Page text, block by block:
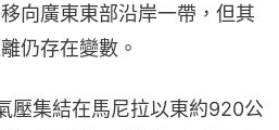
向廣東東部沿岸一帶，但其
仍存在變數。
壓集結在馬尼拉以東約920公